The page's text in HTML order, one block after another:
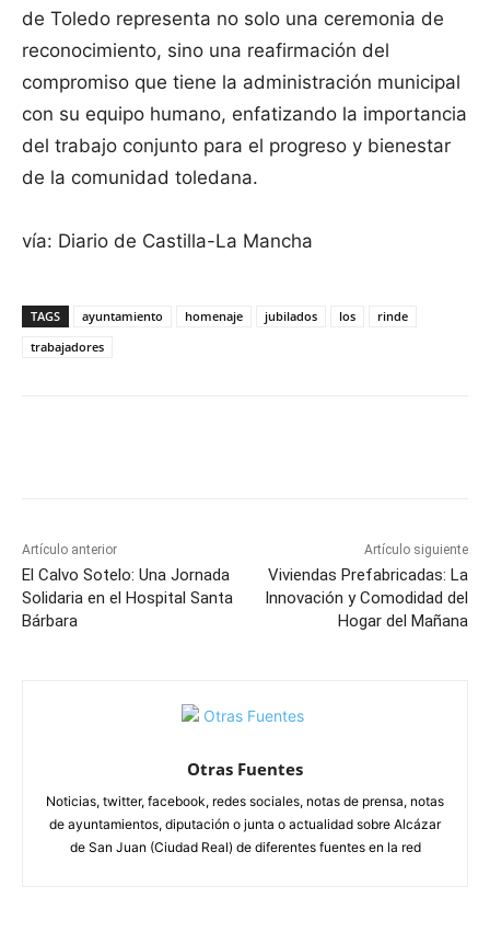
de Toledo representa no solo una ceremonia de
reconocimiento, sino una reafirmación del
compromiso que tiene la administración municipal
con su equipo humano, enfatizando la importancia
del trabajo conjunto para el progreso y bienestar
de la comunidad toledana.
vía: Diario de Castilla-La Mancha
TAGS ayuntamiento homenaje jubilados los
rinde
trabajadores
Artículo anterior
El Calvo Sotelo: Una Jornada
Solidaria en el Hospital Santa
Bárbara
Artículo siguiente
Viviendas Prefabricadas: La
Innovación y Comodidad del
Hogar del Mañana
Otras Fuentes
Noticias, twitter, facebook, redes sociales, notas de prensa, notas
de ayuntamientos, diputación o junta o actualidad sobre Alcázar
de San Juan (Ciudad Real) de diferentes fuentes en la red